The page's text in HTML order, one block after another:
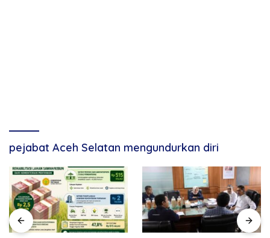
pejabat Aceh Selatan mengundurkan diri